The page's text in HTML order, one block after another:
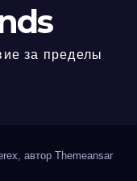
за пределы
автор Themeansar